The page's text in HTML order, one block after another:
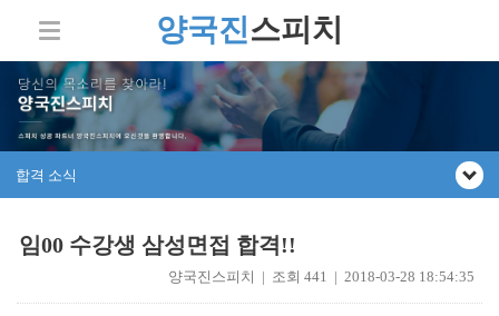
양국진스피치
합격 소식
임00 수강생 삼성면접 합격!!
양국진스피치 | 조회 441 | 2018-03-28 18:54:35